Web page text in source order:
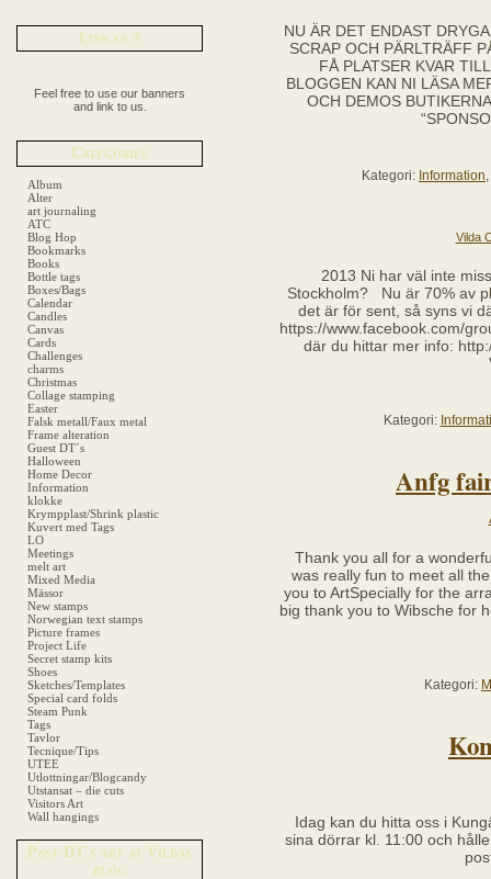
Link us ?
Feel free to use our banners
and link to us.
Categories
Album
Alter
art journaling
ATC
Blog Hop
Bookmarks
Books
Bottle tags
Boxes/Bags
Calendar
Candles
Canvas
Cards
Challenges
charms
Christmas
Collage stamping
Easter
Falsk metall/Faux metal
Frame alteration
Guest DT´s
Halloween
Home Decor
Information
klokke
Krympplast/Shrink plastic
Kuvert med Tags
LO
Meetings
melt art
Mixed Media
Mässor
New stamps
Norwegian text stamps
Picture frames
Project Life
Secret stamp kits
Shoes
Sketches/Templates
Special card folds
Steam Punk
Tags
Tavlor
Tecnique/Tips
UTEE
Utlottningar/Blogcandy
Utstansat – die cuts
Visitors Art
Wall hangings
Past DT´s art at Vildas
blog
NU ÄR DET ENDAST
SCRAP OCH PÄRLTRÄFF
FÅ PLATSER KVAR
BLOGGEN KAN NI LÄSA
OCH DEMOS
Kategori: Information,
Vilda
2013 Ni har väl inte
Stockholm? Nu är 70% av
det är för sent, så syns vi
https://www.facebook.com/
där du hittar mer info:
Kategori:
Anfg
Thank you all for a
was really fun to meet all
you to ArtSpecially for the
big thank you to Wibsche for
Kategori:
Idag kan du hitta oss i
sina dörrar kl. 11:00 och